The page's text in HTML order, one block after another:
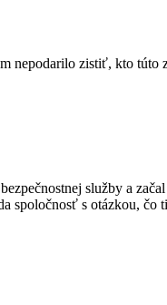
zistiť, kto túto
služby a
spoločnosť s otázkou, čo